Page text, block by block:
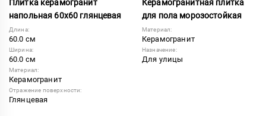
Плитка керамогранит
напольная 60х60 глянцевая
Длина:
60.0 см
Ширина:
60.0 см
Материал:
Керамогранит
Отражение поверхности:
Глянцевая
Керамогранитная плитка
для пола морозостойкая
Материал:
Керамогранит
Назначение:
Для улицы